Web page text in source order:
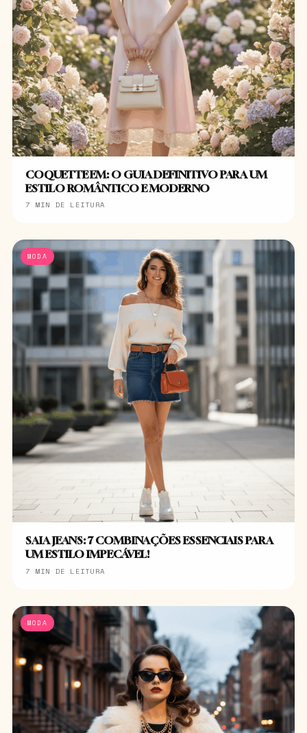
COQUETTE EM: O GUIA DEFINITIVO PARA UM
ESTILO ROMÂNTICO E MODERNO
7 MIN DE LEITURA
MODA
SAIA JEANS: 7 COMBINAÇÕES ESSENCIAIS PARA
UM ESTILO IMPECÁVEL!
7 MIN DE LEITURA
MODA